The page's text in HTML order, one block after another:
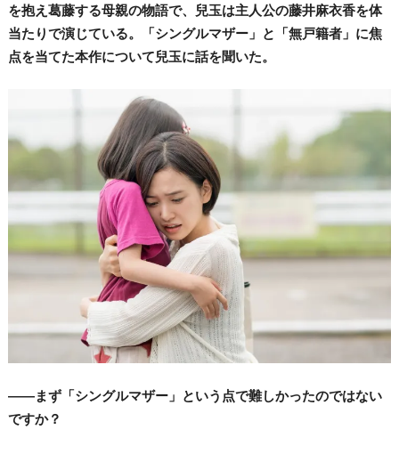
を抱え葛藤する母親の物語で、兒玉は主人公の藤井麻衣香を体
当たりで演じている。「シングルマザー」と「無戸籍者」に焦
点を当てた本作について兒玉に話を聞いた。
――まず「シングルマザー」という点で難しかったのではない
ですか？